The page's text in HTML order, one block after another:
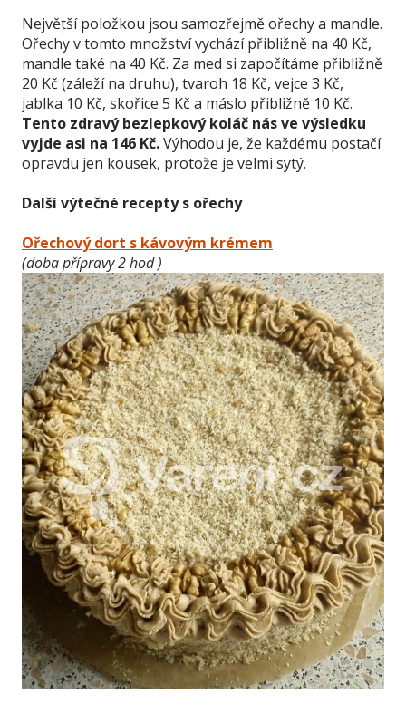
Největší položkou jsou samozřejmě ořechy a mandle.
Ořechy v tomto množství vychází přibližně na 40 Kč,
mandle také na 40 Kč. Za med si započítáme přibližně
20 Kč (záleží na druhu), tvaroh 18 Kč, vejce 3 Kč,
jablka 10 Kč, skořice 5 Kč a máslo přibližně 10 Kč.
Tento zdravý bezlepkový koláč nás ve výsledku
vyjde asi na 146 Kč.Výhodou je, že každému postačí
opravdu jen kousek, protože je velmi sytý.
Další výtečné recepty s ořechy
Ořechový dort s kávovým krémem
(doba přípravy 2 hod )